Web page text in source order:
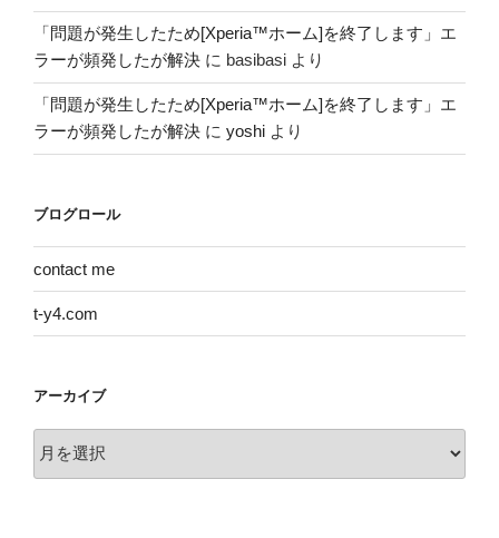
「問題が発生したため[Xperia™ホーム]を終了します」エ
ラーが頻発したが解決 に basibasi より
「問題が発生したため[Xperia™ホーム]を終了します」エ
ラーが頻発したが解決 に yoshi より
ブログロール
contact me
t-y4.com
アーカイブ
ー